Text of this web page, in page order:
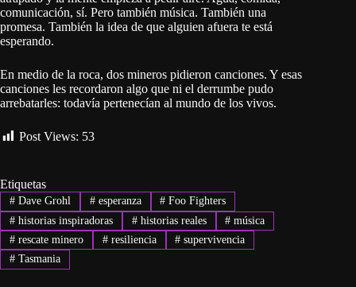
comunicación, sí. Pero también música. También una
promesa. También la idea de que alguien afuera te está
esperando.
En medio de la roca, dos mineros pidieron canciones. Y esas
canciones les recordaron algo que ni el derrumbe pudo
arrebatarles: todavía pertenecían al mundo de los vivos.
Post Views: 53
Etiquetas
#Dave Grohl #esperanza # Foo Fighters
#historias inspiradoras #historias reales # música
#rescate minero #resiliencia # supervivencia
#Tasmania